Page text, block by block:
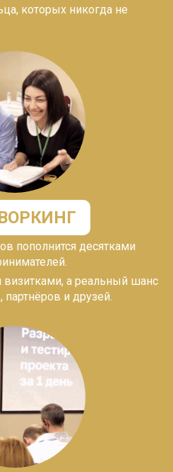
которых никогда не
пополнится десятками
а реальный шанс
партнёров и друзей.